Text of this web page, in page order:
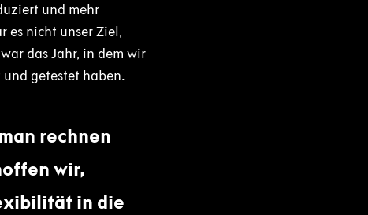
und mehr
es nicht unser Ziel,
das Jahr, in dem wir
getestet haben.
rechnen
wir,
in die